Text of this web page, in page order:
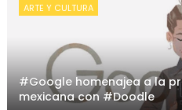
ARTE Y CULTURA
#Google homenajea a la
mexicana con #Doodle